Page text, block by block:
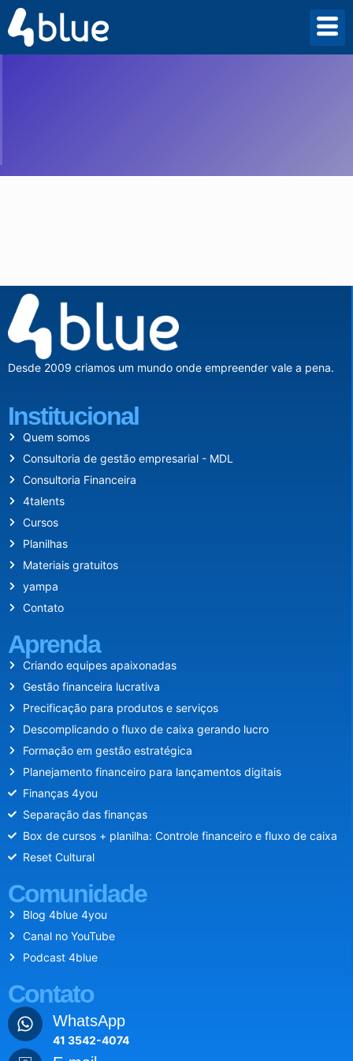
Desde 2009 criamos um mundo onde empreender vale a pena.
Institucional
Quem somos
Consultoria de gestão empresarial - MDL
Consultoria Financeira
4talents
Cursos
Planilhas
Materiais gratuitos
yampa
Contato
Aprenda
Criando equipes apaixonadas
Gestão financeira lucrativa
Precificação para produtos e serviços
Descomplicando o fluxo de caixa gerando lucro
Formação em gestão estratégica
Planejamento financeiro para lançamentos digitais
Finanças 4you
Separação das finanças
Box de cursos + planilha: Controle financeiro e fluxo de caixa
Reset Cultural
Comunidade
Blog 4blue 4you
Canal no YouTube
Podcast 4blue
Contato
WhatsApp
41 3542-4074